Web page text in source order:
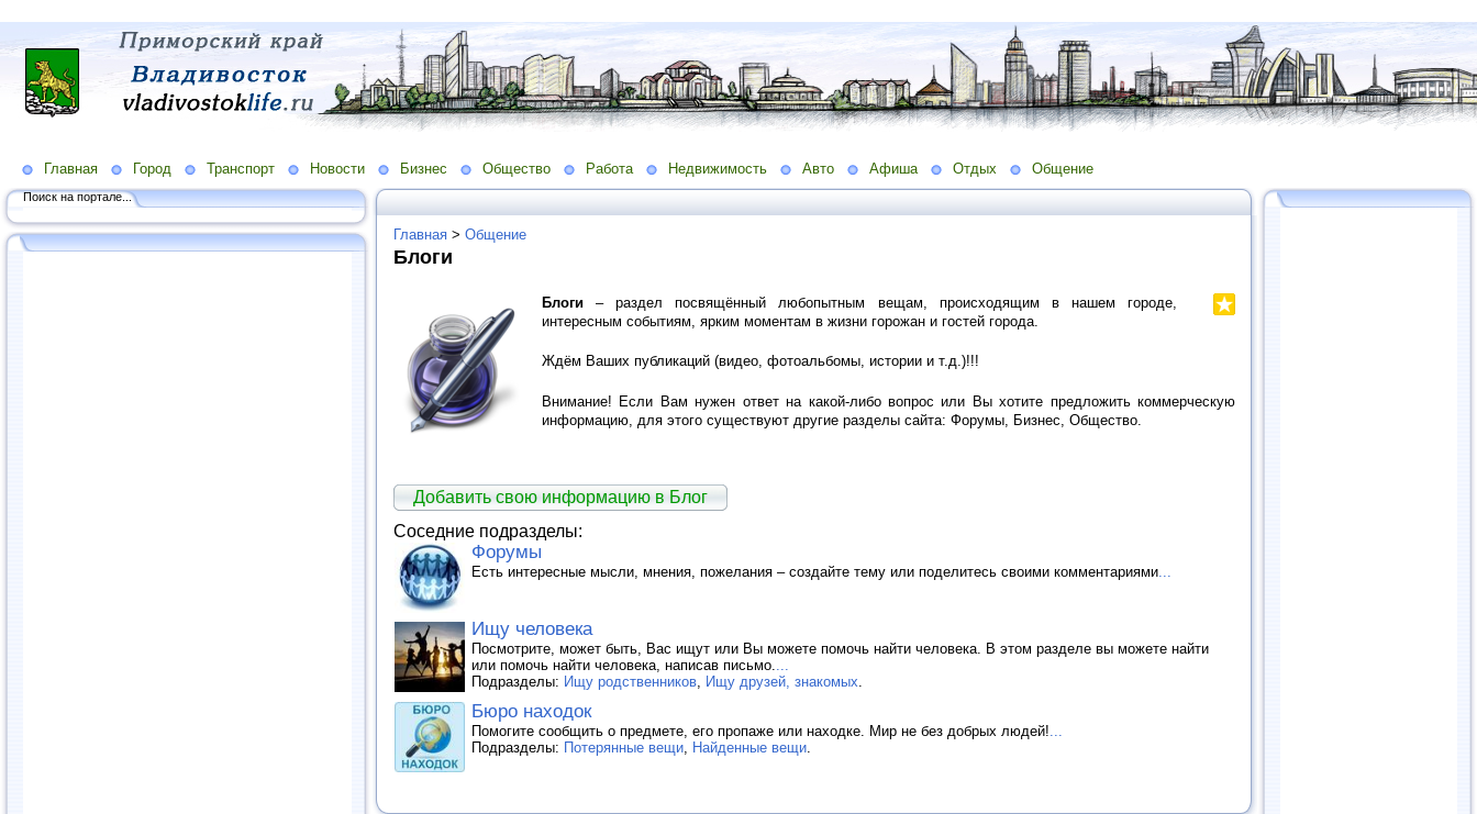
Главная Город Транспорт Новости Бизнес Общество Работа Недвижимость Авто Афиша Отдых Общение
Поиск на портале...
Главная > Общение
Блоги
Блоги – раздел посвящённый любопытным вещам, происходящим в нашем городе,
интересным событиям, ярким моментам в жизни горожан и гостей города.
Ждём Ваших публикаций (видео, фотоальбомы, истории и т.д.)!!!
Внимание! Если Вам нужен ответ на какой-либо вопрос или Вы хотите предложить коммерческую
информацию, для этого существуют другие разделы сайта: Форумы, Бизнес, Общество.
Добавить свою информацию в Блог
Соседние подразделы:
Форумы
Есть интересные мысли, мнения, пожелания – создайте тему или поделитесь своими комментариями
Ищу человека
Посмотрите, может быть, Вас ищут или Вы можете помочь найти человека. В этом разделе вы можете найти
или помочь найти человека, написав письмо.
Подразделы: Ищу родственников Ищу друзей, знакомых
Бюро находок
Помогите сообщить о предмете, его пропаже или находке. Мир не без добрых людей!
Подразделы: Потерянные вещи Найденные вещи